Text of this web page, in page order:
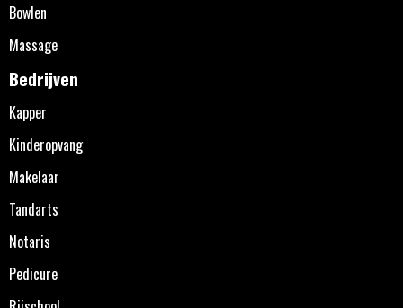
Bowlen
Massage
Bedrijven
Kapper
Kinderopvang
Makelaar
Tandarts
Notaris
Pedicure